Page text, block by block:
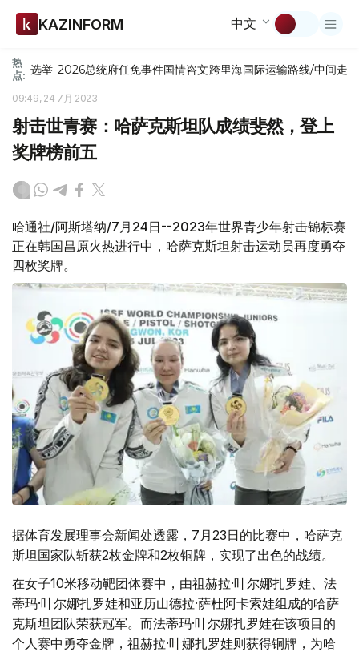
KAZINFORM 中文
热
点: 选举-2026总统府任免事件国情咨文跨里海国际运输路线/中间走廊
09:49, 24 7月 2023
射击世青赛：哈萨克斯坦队成绩斐然，登上
奖牌榜前五
哈通社/阿斯塔纳/7月24日--2023年世界青少年射击锦标赛
正在韩国昌原火热进行中，哈萨克斯坦射击运动员再度勇夺
四枚奖牌。
据体育发展理事会新闻处透露，7月23日的比赛中，哈萨克
斯坦国家队斩获2枚金牌和2枚铜牌，实现了出色的战绩。
在女子10米移动靶团体赛中，由祖赫拉·叶尔娜扎罗娃、法
蒂玛·叶尔娜扎罗娃和亚历山德拉·萨杜阿卡索娃组成的哈萨
克斯坦团队荣获冠军。而法蒂玛·叶尔娜扎罗娃在该项目的
个人赛中勇夺金牌，祖赫拉·叶娜扎罗娃则获得铜牌，为哈